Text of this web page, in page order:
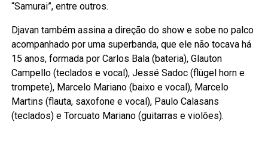
“Samurai”, entre outros.
Djavan também assina a direção do show e sobe no palco
acompanhado por uma superbanda, que ele não tocava há
15 anos, formada por Carlos Bala (bateria), Glauton
Campello (teclados e vocal), Jessé Sadoc (flügel horn e
trompete), Marcelo Mariano (baixo e vocal), Marcelo
Martins (flauta, saxofone e vocal), Paulo Calasans
(teclados) e Torcuato Mariano (guitarras e violões).